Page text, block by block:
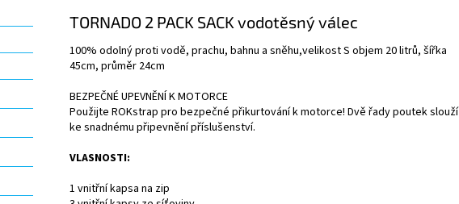
TORNADO 2 PACK SACK vodotěsný válec
100% odolný proti vodě, prachu, bahnu a sněhu,velikost S objem 20 litrů, šířka
45cm, průměr 24cm
BEZPEČNÉ UPEVNĚNÍ K MOTORCE
Použijte ROKstrap pro bezpečné přikurtování k motorce! Dvě řady poutek slouží
ke snadnému připevnění příslušenství.
VLASNOSTI:
1 vnitřní kapsa na zip